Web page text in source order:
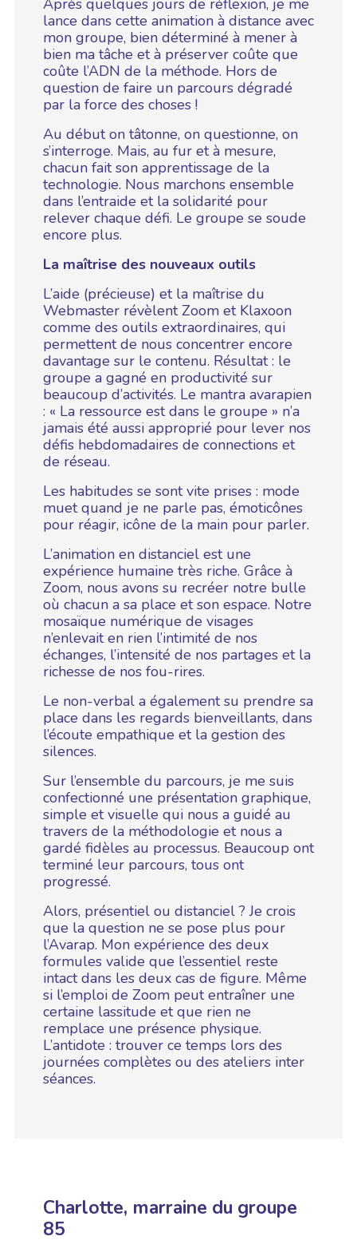
Après quelques jours de réflexion, je me
lance dans cette animation à distance avec
mon groupe, bien déterminé à mener à
bien ma tâche et à préserver coûte que
coûte l’ADN de la méthode. Hors de
question de faire un parcours dégradé
par la force des choses !
Au début on tâtonne, on questionne, on
s’interroge. Mais, au fur et à mesure,
chacun fait son apprentissage de la
technologie. Nous marchons ensemble
dans l’entraide et la solidarité pour
relever chaque défi. Le groupe se soude
encore plus.
La maîtrise des nouveaux outils
L’aide (précieuse) et la maîtrise du
Webmaster révèlent Zoom et Klaxoon
comme des outils extraordinaires, qui
permettent de nous concentrer encore
davantage sur le contenu. Résultat : le
groupe a gagné en productivité sur
beaucoup d’activités. Le mantra avarapien
: « La ressource est dans le groupe » n’a
jamais été aussi approprié pour lever nos
défis hebdomadaires de connections et
de réseau.
Les habitudes se sont vite prises : mode
muet quand je ne parle pas, émoticônes
pour réagir, icône de la main pour parler.
L’animation en distanciel est une
expérience humaine très riche. Grâce à
Zoom, nous avons su recréer notre bulle
où chacun a sa place et son espace. Notre
mosaïque numérique de visages
n’enlevait en rien l’intimité de nos
échanges, l’intensité de nos partages et la
richesse de nos fou-rires.
Le non-verbal a également su prendre sa
place dans les regards bienveillants, dans
l’écoute empathique et la gestion des
silences.
Sur l’ensemble du parcours, je me suis
confectionné une présentation graphique,
simple et visuelle qui nous a guidé au
travers de la méthodologie et nous a
gardé fidèles au processus. Beaucoup ont
terminé leur parcours, tous ont
progressé.
Alors, présentiel ou distanciel ? Je crois
que la question ne se pose plus pour
l’Avarap. Mon expérience des deux
formules valide que l’essentiel reste
intact dans les deux cas de figure. Même
si l’emploi de Zoom peut entraîner une
certaine lassitude et que rien ne
remplace une présence physique.
L’antidote : trouver ce temps lors des
journées complètes ou des ateliers inter
séances.
Charlotte, marraine du groupe
85